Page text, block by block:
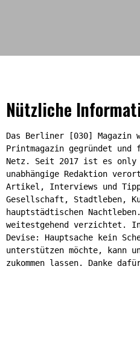
Nützliche
Das Berliner [030] Magazin
Printmagazin gegründet und
Netz. Seit 2017 ist es
unabhängige Redaktion
Artikel, Interviews und
Gesellschaft, Stadtleben,
hauptstädtischen
weitestgehend verzichtet.
Devise: Hauptsache kein
unterstützen möchte, kann
zukommen lassen. Danke